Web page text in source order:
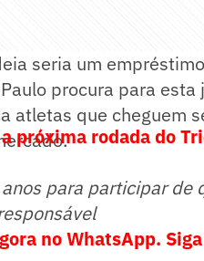
seria um
procura para esta
atletas que cheguem
próxima rodada do
para participar de
no WhatsApp.